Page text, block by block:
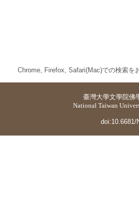
Chrome, Firefox, Safari(Mac)での検索を
臺灣大學文學院佛
National Taiwan
doi:10.6681/